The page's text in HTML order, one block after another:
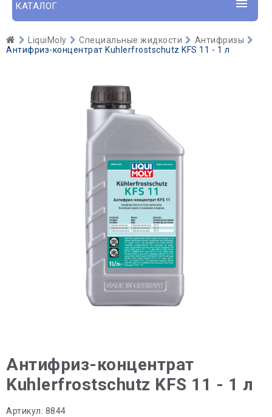
КАТАЛОГ
LiquiMoly Специальные жидкости
Антифризы
Антифриз-концентрат Kuhlerfrostschutz KFS 11 - 1 л
Антифриз-концентрат
Kuhlerfrostschutz KFS 11 - 1 л
Артикул: 8844